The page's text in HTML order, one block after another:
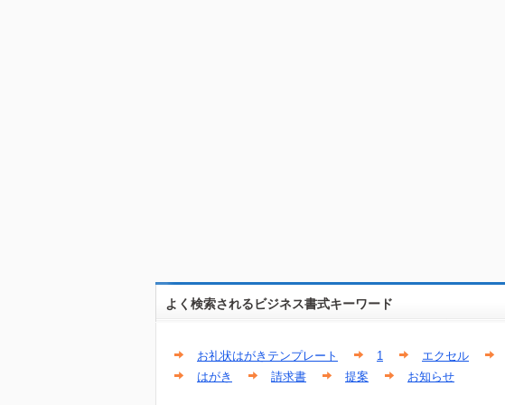
よく検索されるビジネス書式キーワード
お礼状はがきテンプレート 1 エクセル
はがき
請求書 提案 お知らせ